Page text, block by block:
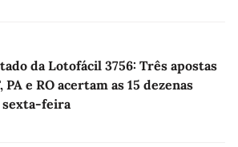
da Lotofácil 3756: Três apostas
PA e RO acertam as 15 dezenas
sexta-feira